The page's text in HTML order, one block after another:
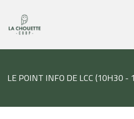
LE POINT INFO DE LCC (10H30 -